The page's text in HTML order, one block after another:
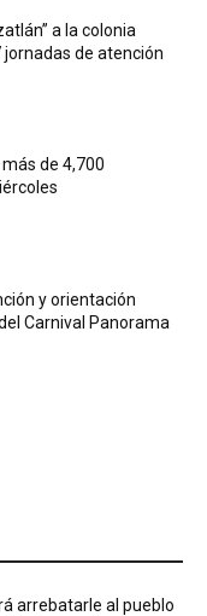
a la colonia
de atención
de 4,700
y orientación
Carnival Panorama
arrebatarle al pueblo